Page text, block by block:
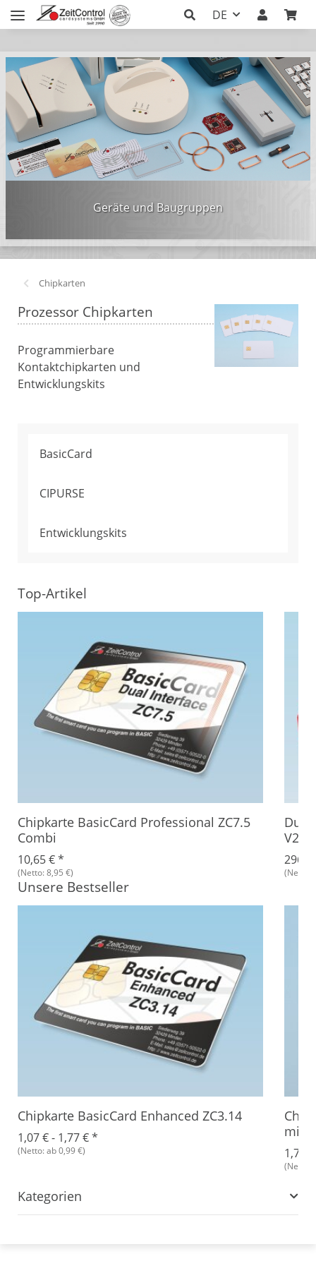
DE
Geräte und Baugruppen
Chipkarten
Prozessor Chipkarten
Programmierbare
Kontaktchipkarten und
Entwicklungskits
BasicCard
CIPURSE
Entwicklungskits
Top-Artikel
Chipkarte BasicCard Professional ZC7.5
Combi
10,65 €*
(Netto: 8,95 €)
Dual
V2
(Netto:
Unsere Bestseller
Chipkarte BasicCard Enhanced ZC3.14
1,07 € - 1,77 €*
(Netto: ab 0,99 €)
mit
1,77
(Netto:
Kategorien